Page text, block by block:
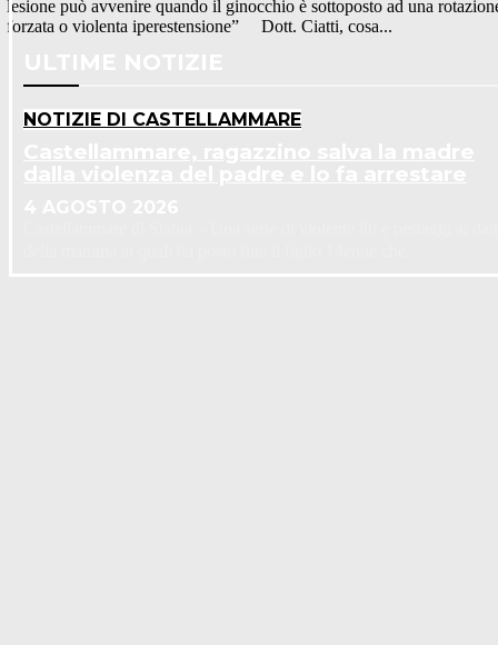
lesione può avvenire quando il ginocchio è sottoposto ad una
forzata o violenta iperestensione” Dott. Ciatti, cosa...
NOTIZIE DI CASTELLAMMARE